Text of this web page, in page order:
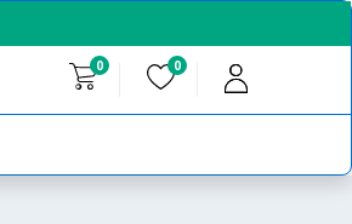
0 0